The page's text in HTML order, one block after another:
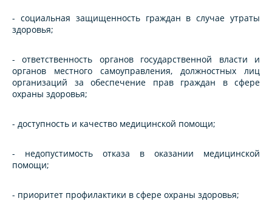
- социальная защищенность граждан в случае утраты
здоровья;
- ответственность органов государственной власти и
органов местного самоуправления, должностных лиц
организаций за обеспечение прав граждан в сфере
охраны здоровья;
- доступность и качество медицинской помощи;
- недопустимость отказа в оказании медицинской
помощи;
- приоритет профилактики в сфере охраны здоровья;